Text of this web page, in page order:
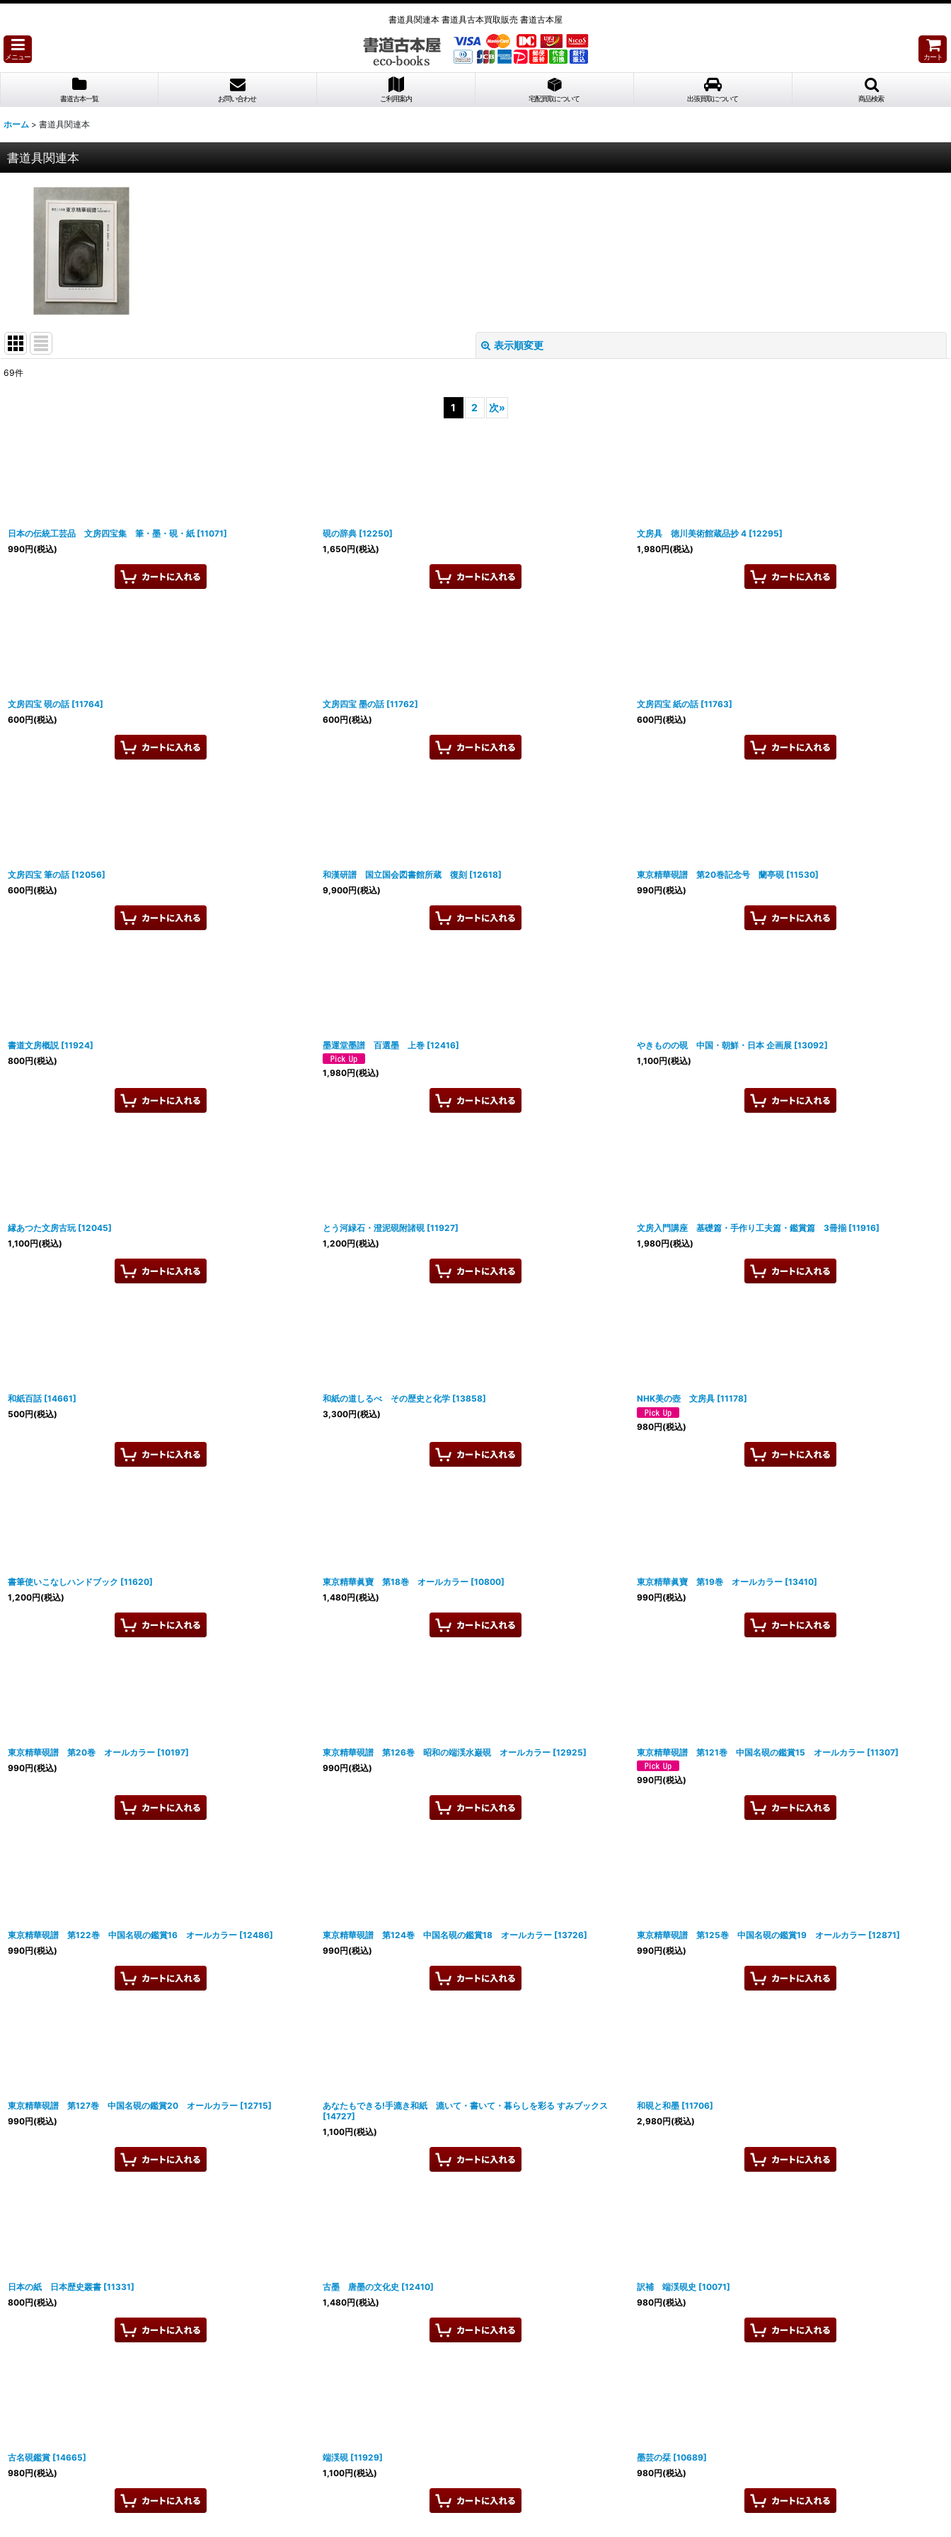
書道具関連本 書道具古本買取販売 書道古本屋
メニュー カート
書道古本一覧 お問い合わせ ご利用案内 宅配買取について 出張買取について 商品検索
ホーム > 書道具関連本
書道具関連本
表示順変更
69件
1 2 次»
日本の伝統工芸品 文房四宝集 筆・墨・硯・紙 [11071]
990円(税込)
硯の辞典 [12250]
1,650円(税込)
文房具 徳川美術館蔵品抄 4 [12295]
1,980円(税込)
文房四宝 硯の話 [11764]
600円(税込)
文房四宝 墨の話 [11762]
600円(税込)
文房四宝 紙の話 [11763]
600円(税込)
文房四宝 筆の話 [12056]
600円(税込)
和漢研譜 国立国会図書館所蔵 復刻 [12618]
9,900円(税込)
東京精華硯譜 第20巻記念号 蘭亭硯 [11530]
990円(税込)
書道文房概説 [11924]
800円(税込)
墨運堂墨譜 百選墨 上巻 [12416]
1,980円(税込)
やきものの硯 中国・朝鮮・日本 企画展 [13092]
1,100円(税込)
縁あつた文房古玩 [12045]
1,100円(税込)
とう河緑石・澄泥硯附諸硯 [11927]
1,200円(税込)
文房入門講座 基礎篇・手作り工夫篇・鑑賞篇 3冊揃 [11916]
1,980円(税込)
和紙百話 [14661]
500円(税込)
和紙の道しるべ その歴史と化学 [13858]
3,300円(税込)
NHK美の壺 文房具 [11178]
980円(税込)
書筆使いこなしハンドブック [11620]
1,200円(税込)
東京精華眞寶 第18巻 オールカラー [10800]
1,480円(税込)
東京精華眞寶 第19巻 オールカラー [13410]
990円(税込)
東京精華硯譜 第20巻 オールカラー [10197]
990円(税込)
東京精華硯譜 第126巻 昭和の端渓水巌硯 オールカラー [12925]
990円(税込)
東京精華硯譜 第121巻 中国名硯の鑑賞15 オールカラー [11307]
990円(税込)
東京精華硯譜 第122巻 中国名硯の鑑賞16 オールカラー [12486]
990円(税込)
東京精華硯譜 第124巻 中国名硯の鑑賞18 オールカラー [13726]
990円(税込)
東京精華硯譜 第125巻 中国名硯の鑑賞19 オールカラー [12871]
990円(税込)
東京精華硯譜 第127巻 中国名硯の鑑賞20 オールカラー [12715]
990円(税込)
あなたもできる!手漉き和紙 漉いて・書いて・暮らしを彩る すみブックス
[14727]
1,100円(税込)
和硯と和墨 [11706]
2,980円(税込)
日本の紙 日本歴史叢書 [11331]
800円(税込)
古墨 唐墨の文化史 [12410]
1,480円(税込)
訳補 端渓硯史 [10071]
980円(税込)
古名硯鑑賞 [14665]
980円(税込)
端渓硯 [11929]
1,100円(税込)
墨芸の栞 [10689]
980円(税込)